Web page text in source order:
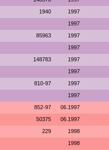
1940 1997
1997
85963 1997
1997
148783 1997
1997
810-97 1997
1997
852-97 06.1997
50375 06.1997
229 1998
1998